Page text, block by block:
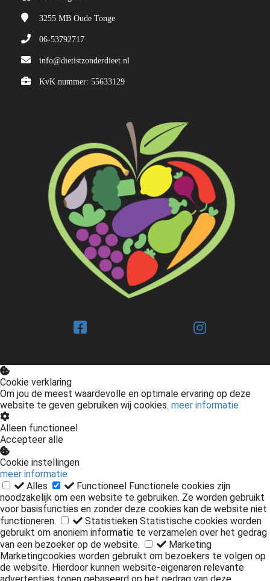
3255 MB Oude Tonge
06-53792717
info@dietistzonderdieet.nl
KvK nummer: 55633129
Cookie verklaring
Om jou de meest waardevolle en optimale ervaring op deze
website te geven gebruiken wij cookies. meer informatie
Alleen functioneel
Accepteer alle
Cookie instellingen
meer informatie
Alles
Functioneel Functionele cookies zijn
noodzakelijk om een website te gebruiken. Ze worden gebruikt
voor basisfuncties en zonder deze cookies kan de website niet
functioneren.
Statistieken Statistische cookies worden
gebruikt om anoniem informatie te verzamelen over het gedrag
van een bezoeker op de website.
Marketing
Marketingcookies worden gebruikt om bezoekers te volgen op
de website. Hierdoor kunnen website-eigenaren relevante